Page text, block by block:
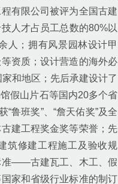
有限公司被评为全国古建
人才占员工总数的80%以
人；拥有风景园林设计甲
资质；设计营造的海外必
和地区；先后承建设计了
假山片石等国内20多个省
鲁班奖”、“詹天佑奖”及全
建工程奖金奖等荣誉；先
筑修建工程施工及验收规
准——古建瓦工、木工、假
家和省级行业标准的制订